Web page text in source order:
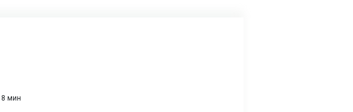
8 мин